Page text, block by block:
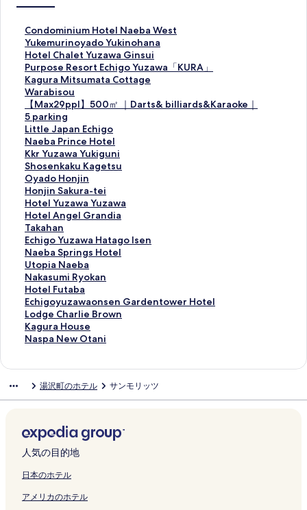
Condominium Hotel Naeba West
C
o
n
d
o
m
n
i
u
m
H
o
t
e
l
N
a
e
b
a
W
e
s
t
の
を
開
ン
ク
Yukemurinoyado Yukinohana
Y
u
k
e
m
r
i
n
o
y
a
d
o
Y
u
k
i
n
o
h
a
n
a
の
を
開
ン
ク
Hotel Chalet Yuzawa Ginsui
H
o
t
e
C
h
a
l
e
t
Y
u
z
a
w
a
G
i
n
s
u
i
の
を
開
ン
ク
Purpose Resort Echigo Yuzawa「KURA」
P
u
r
o
s
e
R
e
s
o
r
t
E
c
h
i
g
o
Y
u
z
a
U
」
の
ペ
ー
を
Kagura Mitsumata Cottage
K
a
u
r
a
M
i
t
s
u
m
a
t
a
C
o
t
t
a
g
e
ジ
を
リ
ン
ク
Warabisou
W
r
a
b
i
s
o
u
の
ペ
ー
ジ
を
開
く
リ
ン
ク
【Max29ppl】500㎡ ｜Darts& billiards&Karaoke｜
5 parking
【
M
a
x
2
9
p
p
l
】
5
0
0
㎡
｜
D
a
r
t
s
l
r
d
&
a
Little Japan Echigo
L
i
t
t
l
e
J
a
p
a
n
E
c
h
i
g
o
の
を
開
ン
ク
Naeba Prince Hotel
N
a
e
b
a
P
r
i
n
c
e
H
o
t
e
l
の
を
開
ン
ク
Kkr Yuzawa Yukiguni
K
k
r
Y
u
z
a
w
a
Y
u
k
i
g
u
n
ー
ジ
く
リ
ン
ク
Shosenkaku Kagetsu
S
h
o
s
e
n
k
a
k
u
K
a
g
e
t
ペ
ー
開
く
リ
ン
Oyado Honjin
O
y
a
d
o
H
o
n
j
i
n
の
ペ
ー
く
リ
Honjin Sakura-tei
H
o
n
j
i
n
S
a
k
u
r
a
-
の
ペ
を
開
く
リ
ク
Hotel Yuzawa Yuzawa
H
o
t
e
l
Y
u
z
a
w
a
Y
a
ー
ジ
を
開
リ
Hotel Angel Grandia
H
o
t
e
l
A
n
g
e
l
G
i
ペ
ー
ジ
を
く
Takahan
T
a
k
a
h
a
n
の
ペ
ー
く
リ
Echigo Yuzawa Hatago Isen
E
c
h
i
g
o
Y
u
z
a
g
o
s
n
Naeba Springs Hotel
N
a
e
b
a
S
p
r
H
e
l
の
ペ
ジ
Utopia Naeba
U
t
o
p
i
a
N
の
ジ
を
開
く
ン
Nakasumi Ryokan
N
a
k
a
s
u
o
n
の
ペ
ー
を
Hotel Futaba
H
o
t
e
l
b
ペ
ー
ジ
を
く
Echigoyuzawaonsen Gardentower Hotel
E
c
h
i
z
a
o
s
n
Lodge Charlie Brown
L
o
d
a
i
e
r
w
Kagura House
K
a
H
s
e
の
ペ
ジ
Naspa New Otani
N
N
O
t
n
の
湯沢町のホテル サンモリッツ
人気の目的地
日本のホテル
アメリカのホテル